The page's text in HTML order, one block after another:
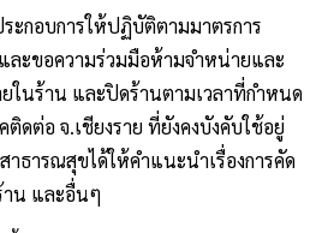
ะกอบการให้ปฏิบัติตามมาตรการ
ละขอความร่วมมือห้ามจำหน่ายและ
ในร้าน และปิดร้านตามเวลาที่กำหนด
ดต่อ จ.เชียงราย ที่ยังคงบังคับใช้อยู่
ธารณสุขได้ให้คำแนะนำเรื่องการคัด
าน และอื่นๆ